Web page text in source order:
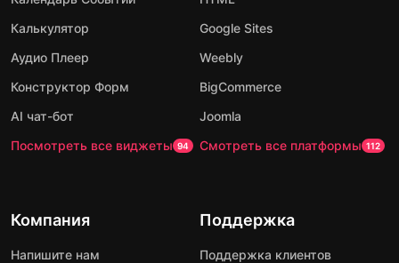
Калькулятор
Аудио Плеер
Конструктор Форм
AI чат-бот
Посмотреть все виджеты 94
Google Sites
Weebly
BigCommerce
Joomla
Смотреть все платформы 112
Компания
Напишите нам
Поддержка
Поддержка клиентов